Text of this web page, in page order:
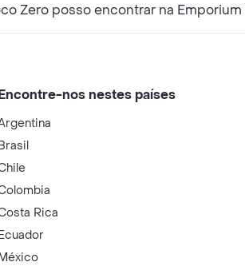
Zero posso encontrar na Emporium
nos nestes países
Rica